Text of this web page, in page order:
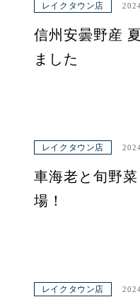
レイクタウン店
信州安曇野産
ました
レイクタウン店
車海老と旬野
場！
レイクタウン店